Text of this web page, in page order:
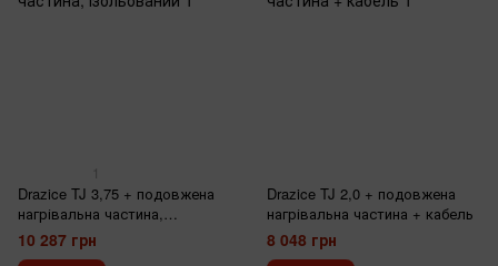
1
Drazice TJ 3,75 + подовжена
нагрівальна частина,
ізольований
10 287 грн
Drazice TJ 2,0 + подовжена
нагрівальна частина + кабель
8 048 грн